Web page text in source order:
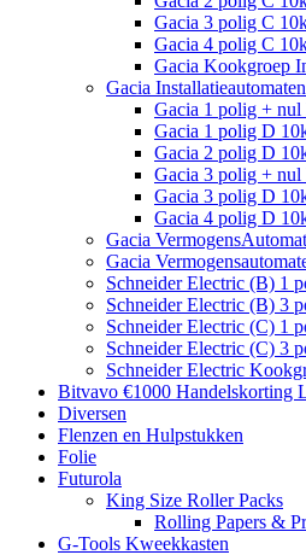
Gacia 3 polig C
Gacia 4 polig C
Gacia Kookgroep
Gacia
Gacia 1 polig +
Gacia 1 polig D
Gacia 2 polig D
Gacia 3 polig +
Gacia 3 polig D
Gacia 4 polig D
Gacia
Gacia
Schneider Electric (B) 1
Schneider Electric (B) 3
Schneider Electric (C) 1
Schneider Electric (C) 3
Schneider Electric
Bitvavo €1000 Handelskorting
Diversen
Flenzen en Hulpstukken
Folie
Futurola
King Size Roller Packs
Rolling Papers &
G-Tools Kweekkasten